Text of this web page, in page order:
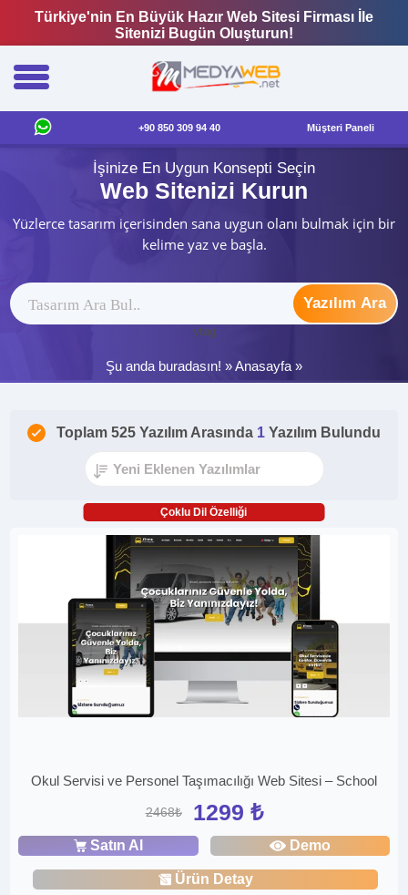
Türkiye'nin En Büyük Hazır Web Sitesi Firması İle
Sitenizi Bugün Oluşturun!
+90 850 309 94 40 Müşteri Paneli
İşinize En Uygun Konsepti Seçin
Web Sitenizi Kurun
Yüzlerce tasarım içerisinden sana uygun olanı bulmak için bir
kelime yaz ve başla.
Yazılım Ara
ytag
Şu anda buradasın! »Anasayfa »
Toplam 525 Yazılım Arasında 1 Yazılım Bulundu
Çoklu Dil Özelliği
Okul Servisi ve Personel Taşımacılığı Web Sitesi – School
2468₺ 1299 ₺
Satın Al Demo
Ürün Detay